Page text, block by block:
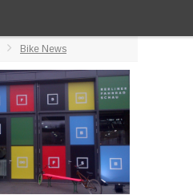
Bike News